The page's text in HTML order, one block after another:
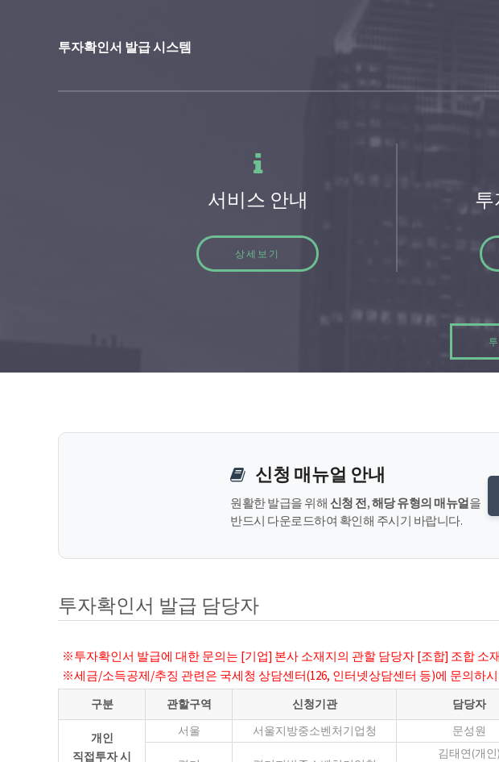
투자확인서 발급 시스템
서비스 안내
상세보기
투
신청 매뉴얼 안내
원활한 발급을 위해 신청 전, 해당 유형의 매뉴얼을
반드시 다운로드하여 확인해 주시기 바랍니다.
투자확인서 발급 담당자
※투자확인서 발급에 대한 문의는 [기업] 본사 소재지의 관할 담당자 [조합] 조합 소
※세금/소득공제/추징 관련은 국세청 상담센터(126, 인터넷상담센터 등)에 문의하
구분 관할구역 신청기관 담당자
개인
직접투자 시
서울 서울지방중소벤처기업청 문성원
김태연(개인)